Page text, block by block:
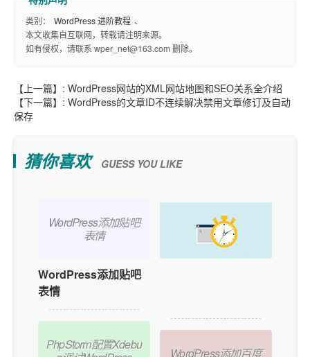
类别： WordPress 进阶教程 、
本文收集自互联网，转载请注明来源。
如有侵权，请联系 wper_net@163.com 删除。
【上一篇】: WordPress网站的XML网站地图和SEO关系全介绍
【下一篇】: WordPress的文章ID不连续解决禁用文章修订及自动
保存
猜你喜欢 GUESS YOU LIKE
WordPress添加贴吧
表情
WordPress添加贴吧
表情
PhpStorm配置Xdebu
WordPress添加百度